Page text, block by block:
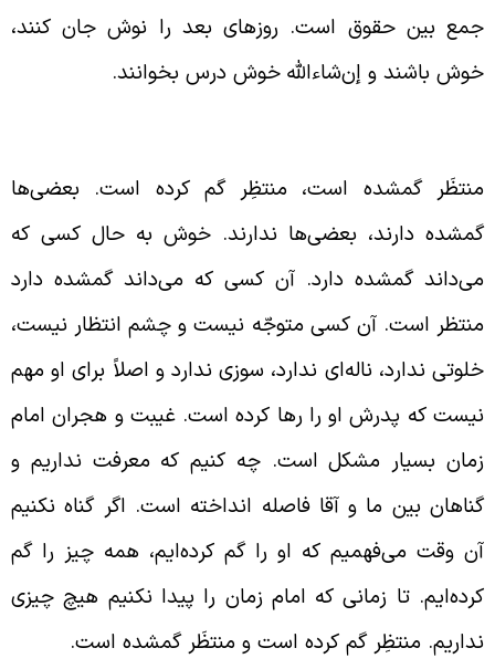
بین حقوق است. روزهای بعد را نوش جان کنند،
باشند و إن‌شاءالله خوش درس بخوانند.
گمشده است، منتظِر گم کرده است. بعضی‌ها
دارند، بعضی‌ها ندارند. خوش به حال کسی که
گمشده دارد. آن کسی که می‌داند گمشده دارد
است. آن کسی متوجّه نیست و چشم انتظار نیست،
ندارد، ناله‌ای ندارد، سوزی ندارد و اصلاً برای او مهم
که پدرش او را رها کرده است. غیبت و هجران امام
بسیار مشکل است. چه کنیم که معرفت نداریم و
بین ما و آقا فاصله انداخته است. اگر گناه نکنیم
وقت می‌فهمیم که او را گم کرده‌ایم، همه چیز را گم
تا زمانی که امام زمان را پیدا نکنیم هیچ چیزی
منتظِر گم کرده است و منتظَر گمشده است.